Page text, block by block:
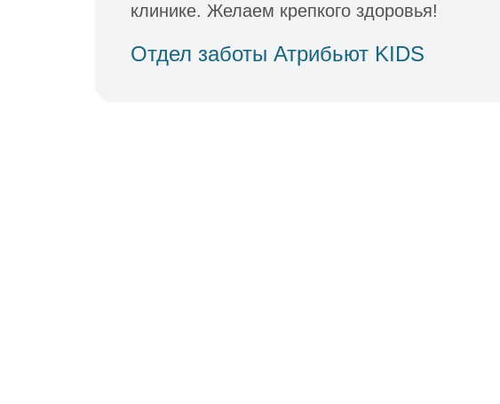
клинике. Желаем крепкого здоровья!
Отдел заботы Атрибьют KIDS